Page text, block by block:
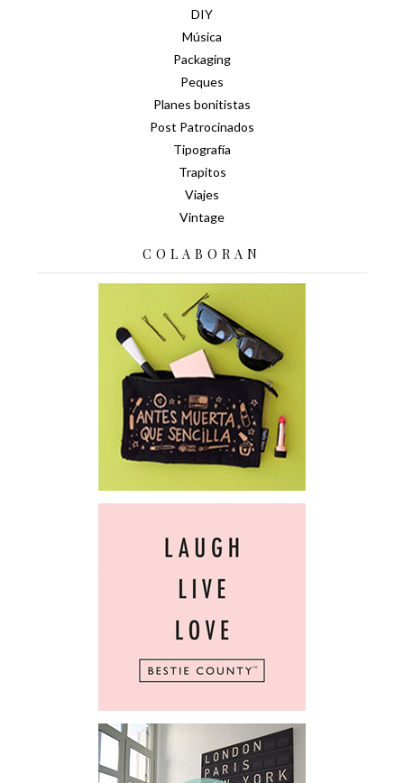
DIY
Música
Packaging
Peques
Planes bonitistas
Post Patrocinados
Tipografía
Trapitos
Viajes
Vintage
COLABORAN